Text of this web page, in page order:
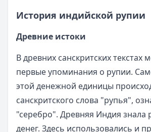
История индийской рупии
Древние истоки
В древних санскритских текстах
первые упоминания о рупии.
этой денежной единицы
санскритского слова "рупья",
"серебро". Древняя Индия
денег. Здесь использовались и